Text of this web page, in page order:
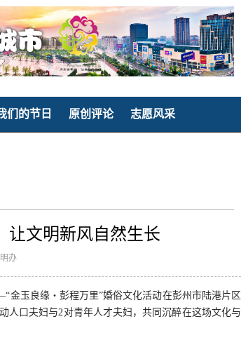
们的节日 原创评论 志愿风采
让文明新风自然生长
办
金玉良缘・彭程万里”婚俗文化活动在彭州市陆港片区
人口夫妇与2对青年人才夫妇，共同沉醉在这场文化与